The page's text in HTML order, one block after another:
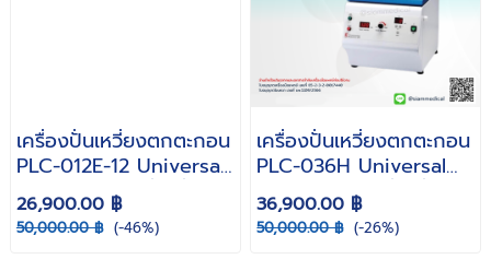
เครื่องปั่นเหวี่ยงตกตะกอน
PLC-012E-12 Universal
Centrifuge เครื่องปั่น
เหวี่ยง รับประกัน 1 ปี -
siammedical
26,900.00 ฿
50,000.00 ฿ (-46%)
เครื่องปั่นเหวี่ยงตกตะกอน
PLC-036H Universal
Centrifuge เครื่องปั่น
เหวี่ยง รับประกัน 1 ปี -
siammedical
36,900.00 ฿
50,000.00 ฿ (-26%)